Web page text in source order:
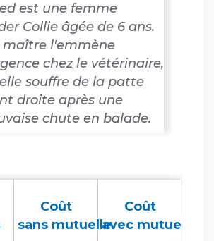
est une femme
Collie âgée de 6 ans.
maître l'emmène
chez le vétérinaire,
souffre de la patte
droite après une
chute en balade.
Coût
sans mutuelle
Coût
avec mutuelle